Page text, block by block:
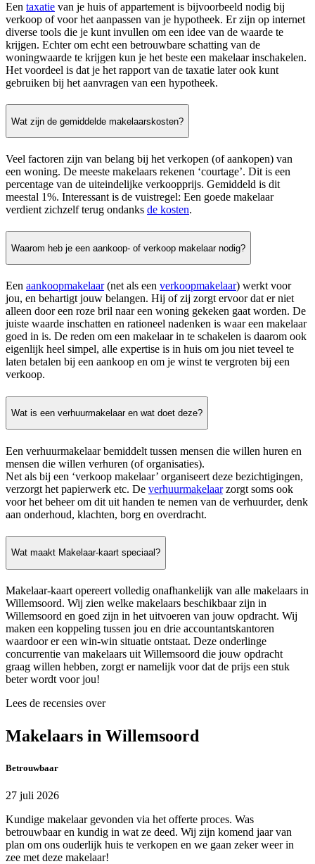
Een taxatie van je huis of appartement is bijvoorbeeld nodig bij
verkoop of voor het aanpassen van je hypotheek. Er zijn op internet
diverse tools die je kunt invullen om een idee van de waarde te
krijgen. Echter om echt een betrouwbare schatting van de
woningwaarde te krijgen kun je het beste een makelaar inschakelen.
Het voordeel is dat je het rapport van de taxatie later ook kunt
gebruiken bij het aanvragen van een hypotheek.
Wat zijn de gemiddelde makelaarskosten?
Veel factoren zijn van belang bij het verkopen (of aankopen) van
een woning. De meeste makelaars rekenen ‘courtage’. Dit is een
percentage van de uiteindelijke verkoopprijs. Gemiddeld is dit
meestal 1%. Interessant is de vuistregel: Een goede makelaar
verdient zichzelf terug ondanks de kosten.
Waarom heb je een aankoop- of verkoop makelaar nodig?
Een aankoopmakelaar(net als een verkoopmakelaar) werkt voor
jou, en behartigt jouw belangen. Hij of zij zorgt ervoor dat er niet
alleen door een roze bril naar een woning gekeken gaat worden. De
juiste waarde inschatten en rationeel nadenken is waar een makelaar
goed in is. De reden om een makelaar in te schakelen is daarom ook
eigenlijk heel simpel, alle expertise is in huis om jou niet teveel te
laten betalen bij een aankoop en om je winst te vergroten bij een
verkoop.
Wat is een verhuurmakelaar en wat doet deze?
Een verhuurmakelaar bemiddelt tussen mensen die willen huren en
mensen die willen verhuren (of organisaties).
Net als bij een ‘verkoop makelaar’ organiseert deze bezichtigingen,
verzorgt het papierwerk etc. De verhuurmakelaarzorgt soms ook
voor het beheer om dit uit handen te nemen van de verhuurder, denk
aan onderhoud, klachten, borg en overdracht.
Wat maakt Makelaar-kaart speciaal?
Makelaar-kaart opereert volledig onafhankelijk van alle makelaars in
Willemsoord. Wij zien welke makelaars beschikbaar zijn in
Willemsoord en goed zijn in het uitvoeren van jouw opdracht. Wij
maken een koppeling tussen jou en drie accountantskantoren
waardoor er een win-win situatie ontstaat. Deze onderlinge
concurrentie van makelaars uit Willemsoord die jouw opdracht
graag willen hebben, zorgt er namelijk voor dat de prijs een stuk
beter wordt voor jou!
Lees de recensies over
Makelaars in Willemsoord
Betrouwbaar
27 juli 2026
Kundige makelaar gevonden via het offerte proces. Was
betrouwbaar en kundig in wat ze deed. Wij zijn komend jaar van
plan om ons ouderlijk huis te verkopen en we gaan zeker weer in
zee met deze makelaar!